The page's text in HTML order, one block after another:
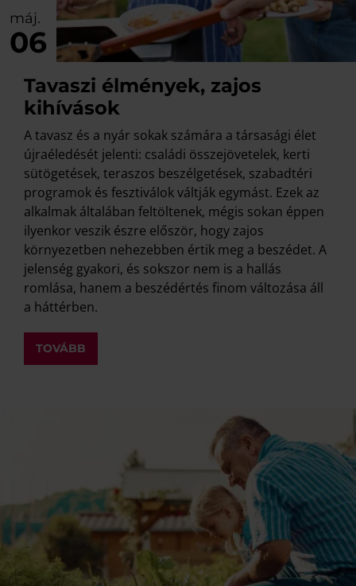
máj.
06
Tavaszi élmények, zajos
kihívások
A tavasz és a nyár sokak számára a társasági élet
újraéledését jelenti: családi összejövetelek, kerti
sütögetések, teraszos beszélgetések, szabadtéri
programok és fesztiválok váltják egymást. Ezek az
alkalmak általában feltöltenek, mégis sokan éppen
ilyenkor veszik észre először, hogy zajos
környezetben nehezebben értik meg a beszédet. A
jelenség gyakori, és sokszor nem is a hallás
romlása, hanem a beszédértés finom változása áll
a háttérben.
TOVÁBB